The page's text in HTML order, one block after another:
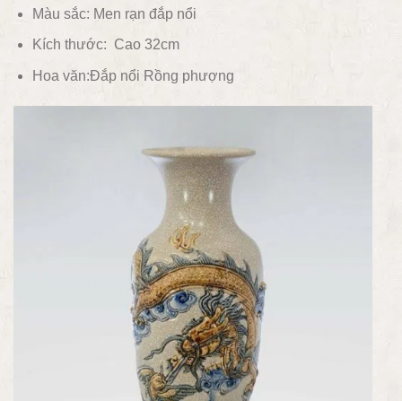
Màu sắc: Men rạn đắp nổi
Kích thước: Cao 32cm
Hoa văn:Đắp nổi Rồng phượng